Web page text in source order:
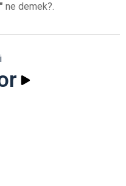
ne demek?.